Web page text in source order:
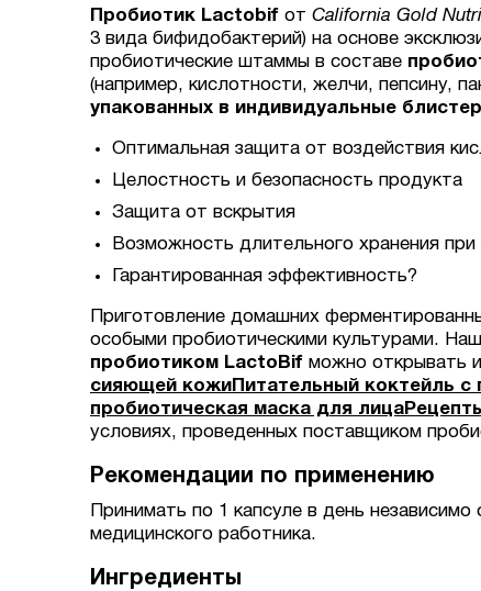
Пробиотик Lactobif от California Gold
3 вида бифидобактерий) на основе
пробиотические штаммы в составе
(например, кислотности, желчи, пепсину,
упакованных в индивидуальные
Оптимальная защита от воздействия
Целостность и безопасность продукта
Защита от вскрытия
Возможность длительного хранения
Гарантированная эффективность?
Приготовление домашних
особыми пробиотическими культурами.
пробиотиком LactoBif можно открывать
сияющей кожи Питательный коктейль
пробиотическая маска для лица
условиях, проведенных поставщиком
Рекомендации по применению
Принимать по 1 капсуле в день
медицинского работника.
Ингредиенты